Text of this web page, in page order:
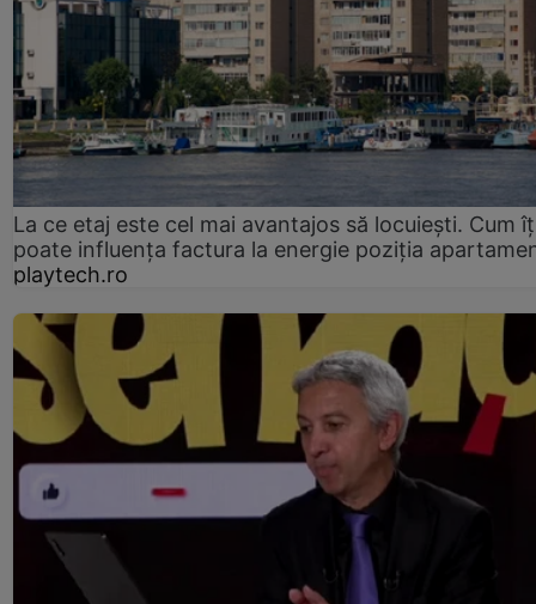
La ce etaj este cel mai avantajos să locuiești. Cum
poate influența factura la energie poziția
playtech.ro